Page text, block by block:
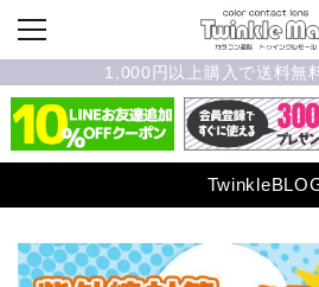
1,000円以上購入で送料無